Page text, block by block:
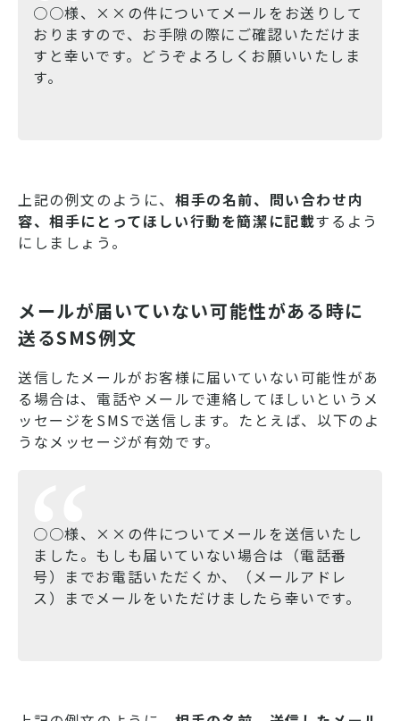
○○様、××の件についてメールをお送りして
おりますので、お手隙の際にご確認いただけま
すと幸いです。どうぞよろしくお願いいたしま
す。
上記の例文のように、 相手の名前、問い合わせ内
容、相手にとってほしい行動を簡潔に記載するよう
にしましょう。
メールが届いていない可能性がある時に
送るSMS例文
送信したメールがお客様に届いていない可能性があ
る場合は、電話やメールで連絡してほしいというメ
ッセージをSMSで送信します。たとえば、以下のよ
うなメッセージが有効です。
○○様、××の件についてメールを送信いたし
ました。もしも届いていない場合は（電話番
号）までお電話いただくか、（メールアドレ
ス）までメールをいただけましたら幸いです。